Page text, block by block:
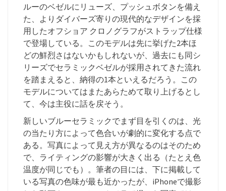
ルーのベゼルにリューズ、プッシュボタンを備え
た、よりダイバーズ寄りの現代的なデザインを採
用したオフショア クロノグラフがストラップ仕様
で登場している。このモデルは先に挙げた2本ほ
どの鮮烈さはないかもしれないが、過去にも同シ
リーズでセラミックベゼルが採用されてきた流れ
を踏まえると、納得の1本といえるだろう。この
モデルについてはまたあらためて取り上げるとし
て、今は主役に話を戻そう。
新しいブルーセラミックでまず目を引くのは、光
の当たり方によって色合いが劇的に変化する点で
ある。写真によって見え方が異なるのはそのため
で、ライティングの影響が大きく出る（たとえ色
温度が同じでも）。筆者の目には、下に掲載して
いる写真の色味が最も近かったが、iPhoneで撮影